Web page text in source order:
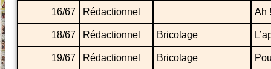
16/67
Rédactionnel Ah
18/67 Rédactionnel Bricolage
19/67 Rédactionnel Bricolage